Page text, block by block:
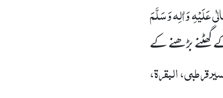
عَلَیْہِ وَاٰلِہ وَسَلَّمَ
گھٹنے بڑھنے کے
قرطبی، البقرۃ،